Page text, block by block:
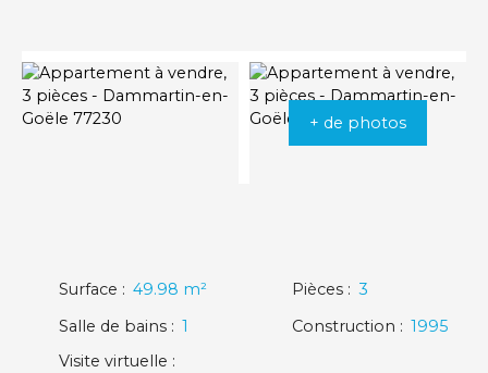
+ de photos
Surface : 49.98 m² Pièces : 3
Salle de bains : 1 Construction : 1995
Visite virtuelle :